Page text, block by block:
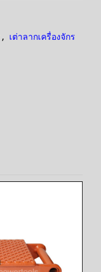
,
เต่าลากเครื่องจักร